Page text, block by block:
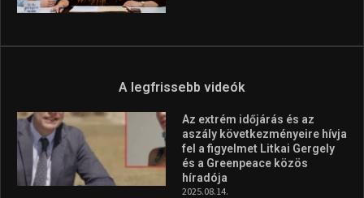
A legfrissebb videók
Az extrém időjárás és az
aszály következményeire hívja
fel a figyelmet Litkai Gergely
és a Greenpeace közös
híradója
2025.08.14.